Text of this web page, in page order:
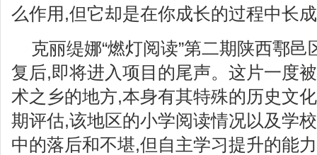
么作用,但它却是在你成长的过程中长
克丽缇娜“燃灯阅读”第二期陕西鄠
复后,即将进入项目的尾声。这片一度
术之乡的地方,本身有其特殊的历史文
期评估,该地区的小学阅读情况以及学
中的落后和不堪,但自主学习提升的能